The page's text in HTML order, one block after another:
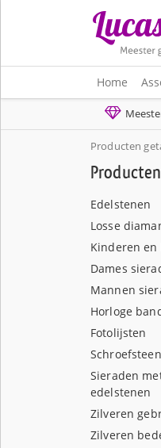
Home
Producten
Producten
Edelstenen
Losse
Kinderen en
Dames
Mannen
Horloge
Fotolijsten
Sieraden
edelstenen
Zilveren
Zilveren